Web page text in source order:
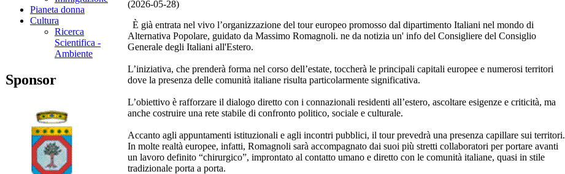
Pianeta donna
Cultura
Ricerca
Scientifica -
Ambiente
Sponsor
(2026-05-28)
È già entrata nel vivo l’organizzazione del tour europeo promosso dal dipartimento Italiani nel mondo di
Alternativa Popolare, guidato da Massimo Romagnoli. ne da notizia un' info del Consigliere del Consiglio
Generale degli Italiani all'Estero.
L’iniziativa, che prenderà forma nel corso dell’estate, toccherà le principali capitali europee e numerosi territori
dove la presenza delle comunità italiane risulta particolarmente significativa.
L’obiettivo è rafforzare il dialogo diretto con i connazionali residenti all’estero, ascoltare esigenze e criticità, ma
anche costruire una rete stabile di confronto politico, sociale e culturale.
Accanto agli appuntamenti istituzionali e agli incontri pubblici, il tour prevedrà una presenza capillare sui territori.
In molte realtà europee, infatti, Romagnoli sarà accompagnato dai suoi più stretti collaboratori per portare avanti
un lavoro definito “chirurgico”, improntato al contatto umano e diretto con le comunità italiane, quasi in stile
tradizionale porta a porta.